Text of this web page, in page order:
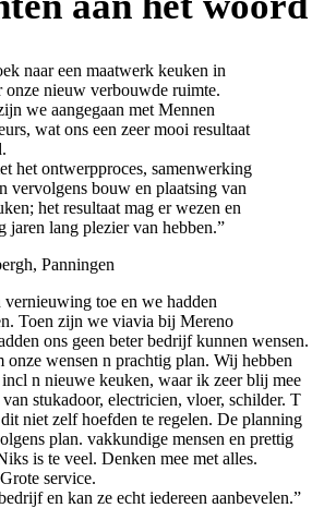
naar een maatwerk keuken in
nieuw verbouwde ruimte.
we aangegaan met Mennen
wat ons een zeer mooi resultaat
het ontwerpproces, samenwerking
vervolgens bouw en plaatsing van
het resultaat mag er wezen en
jaren lang plezier van hebben.”
Panningen
vernieuwing toe en we hadden
Toen zijn we viavia bij Mereno
ons geen beter bedrijf kunnen wensen.
onze wensen n prachtig plan. Wij hebben
n nieuwe keuken, waar ik zeer blij mee
stukadoor, electricien, vloer, schilder. T
niet zelf hoefden te regelen. De planning
plan. vakkundige mensen en prettig
is te veel. Denken mee met alles.
service.
en kan ze echt iedereen aanbevelen.”